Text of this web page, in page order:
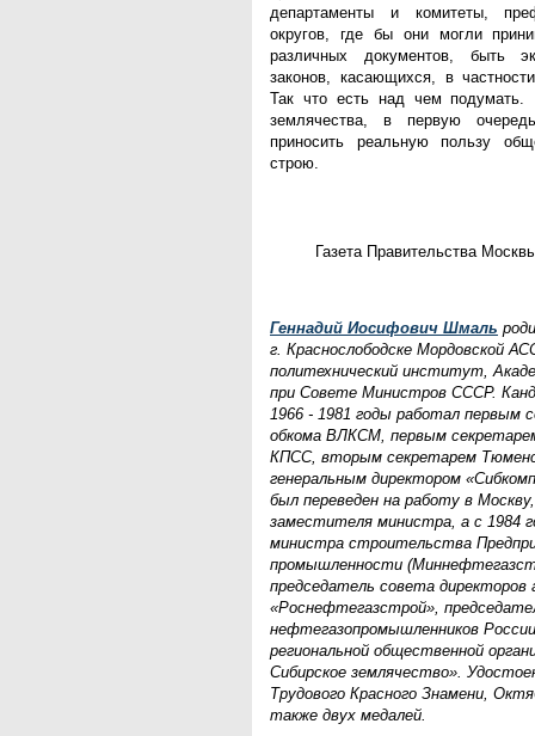
департаменты и комитеты,
округов, где бы они могли
различных документов, быть
законов, касающихся, в
Так что есть над чем подумать.
землячества, в первую
приносить реальную пользу
строю.
Газета Правительства
Геннадий Иосифович Шмаль
г. Краснослободске Мордовской
политехнический институт,
при Совете Министров СССР.
1966 - 1981 годы работал первым
обкома ВЛКСМ, первым
КПСС, вторым секретарем
генеральным директором
был переведен на работу в
заместителя министра, а с 1984
министра строительства
промышленности
председатель совета директоров
«Роснефтегазстрой»,
нефтегазопромышленников
региональной общественной
Сибирское землячество».
Трудового Красного Знамени,
также двух медалей.